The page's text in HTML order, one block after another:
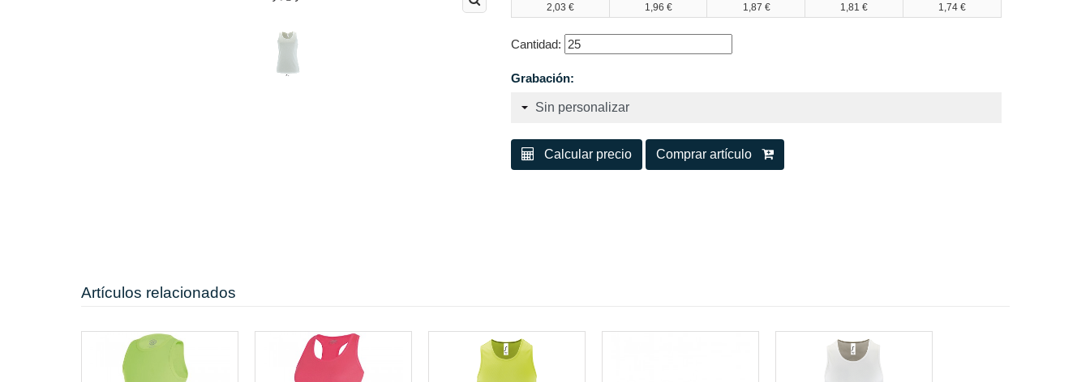
2,03 €
1,96 €
1,87 €
1,81 €
1,74 €
Cantidad:
Grabación:
Calcular precio Comprar artículo
Artículos relacionados